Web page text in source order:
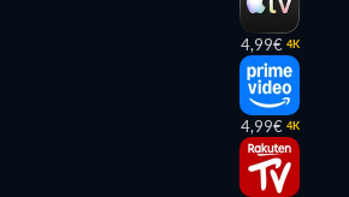
4,99€ 4K
4,99€ 4K